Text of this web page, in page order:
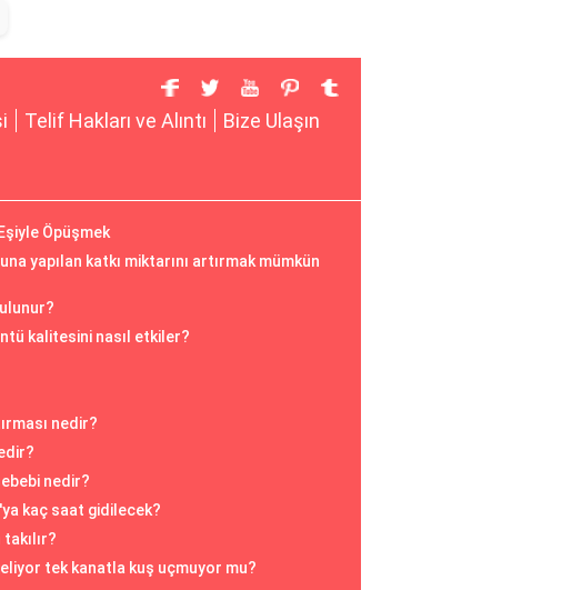
Telif Hakları ve Alıntı Bize Ulaşın
Öpüşmek
yapılan katkı miktarını artırmak mümkün
kalitesini nasıl etkiler?
nedir?
nedir?
kaç saat gidilecek?
tek kanatla kuş uçmuyor mu?